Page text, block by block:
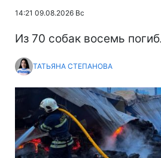
14:21 09.08.2026 Вс
Из 70 собак восемь
ТАТЬЯНА СТЕПАНОВА